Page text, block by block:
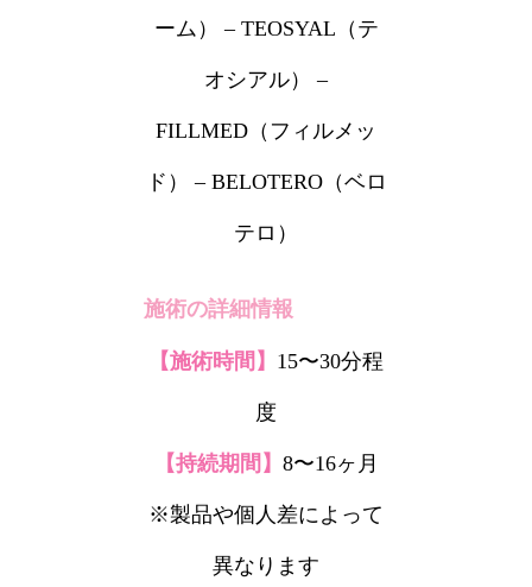
ーム） – TEOSYAL（テ
オシアル） –
FILLMED（フィルメッ
ド） – BELOTERO（ベロ
テロ）
施術の詳細情報
【施術時間】 15〜30分程
度
【持続期間】 8〜16ヶ月
※製品や個人差によって
異なります